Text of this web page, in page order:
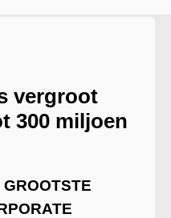
vergroot
300 miljoen